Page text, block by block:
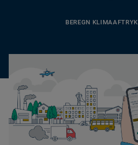
BEREGN KLIMAAFTRYK